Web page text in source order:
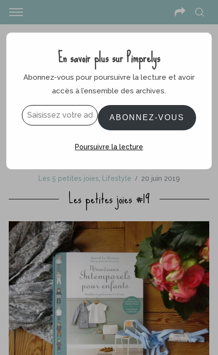
Les 5 petites joies Lifestyle 20 juin 2019
Les petites joies #19
En savoir plus sur Pimprelys
Abonnez-vous pour poursuivre la lecture et avoir
accès à l’ensemble des archives.
ABONNEZ-VOUS
Poursuivre la lecture